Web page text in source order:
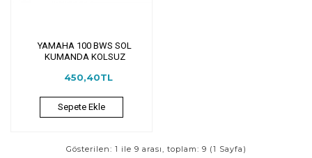
YAMAHA 100 BWS SOL
KUMANDA KOLSUZ
450,40TL
Sepete Ekle
Gösterilen: 1 ile 9 arası, toplam: 9 (1 Sayfa)